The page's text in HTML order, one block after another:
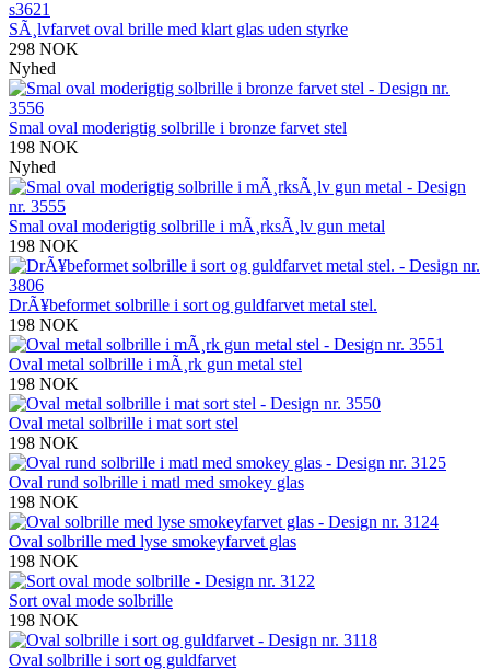
SÃ¸lvfarvet oval brille med klart glas uden styrke
298 NOK
Nyhed
Smal oval moderigtig solbrille i bronze farvet stel
198 NOK
Nyhed
Smal oval moderigtig solbrille i mÃ¸rksÃ¸lv gun metal
198 NOK
DrÃ¥beformet solbrille i sort og guldfarvet metal stel.
198 NOK
Oval metal solbrille i mÃ¸rk gun metal stel
198 NOK
Oval metal solbrille i mat sort stel
198 NOK
Oval rund solbrille i matl med smokey glas
198 NOK
Oval solbrille med lyse smokeyfarvet glas
198 NOK
Sort oval mode solbrille
198 NOK
Oval solbrille i sort og guldfarvet